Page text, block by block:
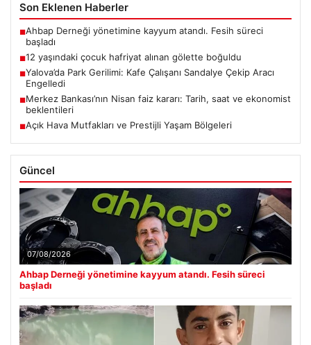
Son Eklenen Haberler
■Ahbap Derneği yönetimine kayyum atandı. Fesih süreci
başladı
■12 yaşındaki çocuk hafriyat alınan gölette boğuldu
■Yalova’da Park Gerilimi: Kafe Çalışanı Sandalye Çekip Aracı
Engelledi
■Merkez Bankası’nın Nisan faiz kararı: Tarih, saat ve ekonomist
beklentileri
■Açık Hava Mutfakları ve Prestijli Yaşam Bölgeleri
Güncel
07/08/2026
Ahbap Derneği yönetimine kayyum atandı. Fesih süreci
başladı